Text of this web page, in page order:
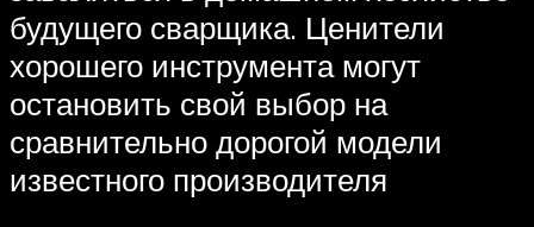
будущего сварщика. Ценители
хорошего инструмента могут
остановить свой выбор на
сравнительно дорогой модели
известного производителя